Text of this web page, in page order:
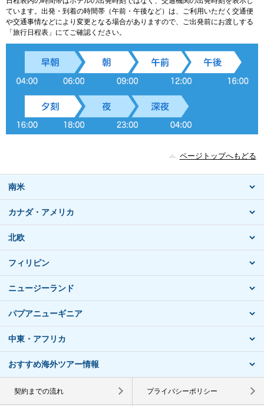
ています。出発・到着の時間帯（午前・午後など）は、ご利用いただく交通便
や交通事情などにより変更となる場合がありますので、ご出発前にお渡しする
「旅行日程表」にてご確認ください。
ページトップへもどる
南米
カナダ・アメリカ
北欧
フィリピン
ニュージーランド
パプアニューギニア
中東・アフリカ
おすすめ海外ツアー情報
契約までの流れ プライバシーポリシー